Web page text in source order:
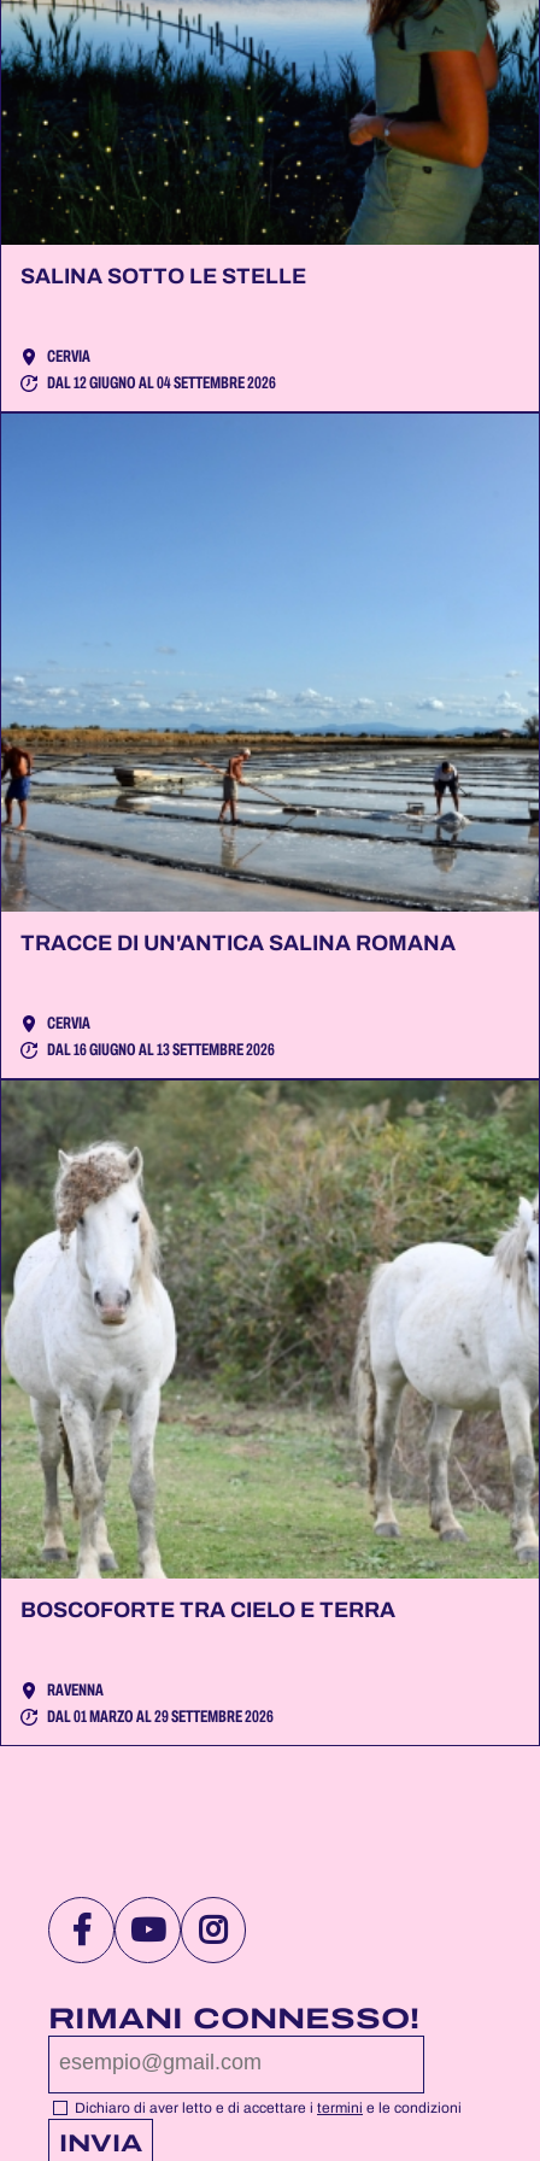
SALINA SOTTO LE STELLE
CERVIA
DAL 12 GIUGNO AL 04 SETTEMBRE 2026
TRACCE DI UN'ANTICA SALINA ROMANA
CERVIA
DAL 16 GIUGNO AL 13 SETTEMBRE 2026
BOSCOFORTE TRA CIELO E TERRA
RAVENNA
DAL 01 MARZO AL 29 SETTEMBRE 2026
VISITA
PAGINA
FACEBOOK
DI
NOTTEROSA
VISITA
PAGINA
YOUTUBE
DI
NOTTEROSA
VISITA
PAGINA
INSTAGRAM
DI
NOTTEROSA
RIMANI CONNESSO!
Dichiaro di aver letto e di accettare i termini e le condizioni
INVIA